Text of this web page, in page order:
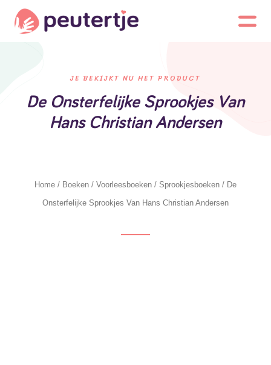
JE BEKIJKT NU HET PRODUCT
De Onsterfelijke Sprookjes Van
Hans Christian Andersen
Home / Boeken / Voorleesboeken / Sprookjesboeken / De
Onsterfelijke Sprookjes Van Hans Christian Andersen